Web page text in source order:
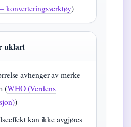
konverteringsverktøy)
uklart
avhenger av merke
(WHO (Verdens
)
kan ikke avgjøres